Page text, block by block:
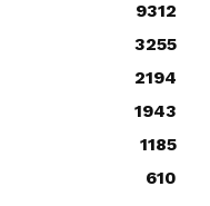
9312
3255
2194
1943
1185
610